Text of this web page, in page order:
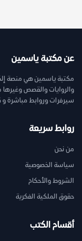
عن مكتبة ياسمين
مكتبة ياسمين هي منصة
سيرفرات وروابط مباشرة و
روابط سريعة
من نحن
سياسة الخصوصية
الشروط والأحكام
حقوق الملكية الفكرية
أقسام الكتب